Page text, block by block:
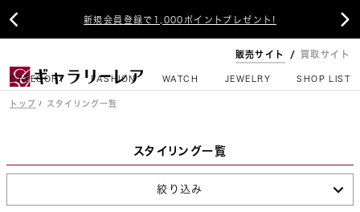
新規会員登録で1,000ポイントプレゼント!
 
販売サイト 買取サイト
CATEGORY FASHION WATCH JEWELRY SHOP LIST
トップ スタイリング一覧
スタイリング一覧
絞り込み